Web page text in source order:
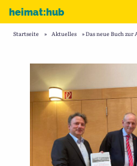
Zum Inhalt
heimat:hub
Startseite » Aktuelles »Das neue Buch